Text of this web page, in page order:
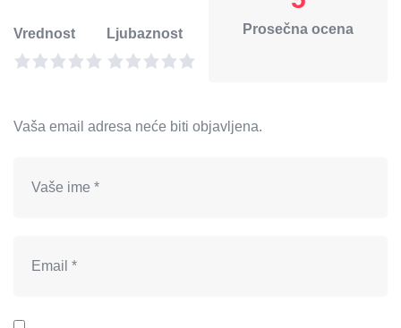
Vrednost Ljubaznost Prosečna ocena
Vaša email adresa neće biti objavljena.